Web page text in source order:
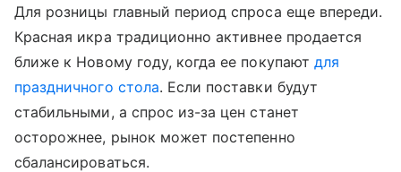
Для розницы главный период спроса еще впереди.
Красная икра традиционно активнее продается
ближе к Новому году, когда ее покупают для
праздничного стола. Если поставки будут
стабильными, а спрос из-за цен станет
осторожнее, рынок может постепенно
сбалансироваться.